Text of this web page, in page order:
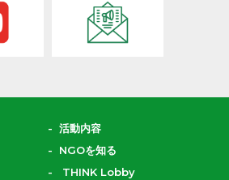
活動内容
NGOを知る
THINK Lobby